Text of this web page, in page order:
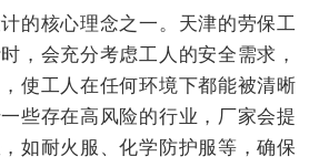
的核心理念之一。天津的劳保工
，会充分考虑工人的安全需求，
使工人在任何环境下都能被清晰
些存在高风险的行业，厂家会提
如耐火服、化学防护服等，确保